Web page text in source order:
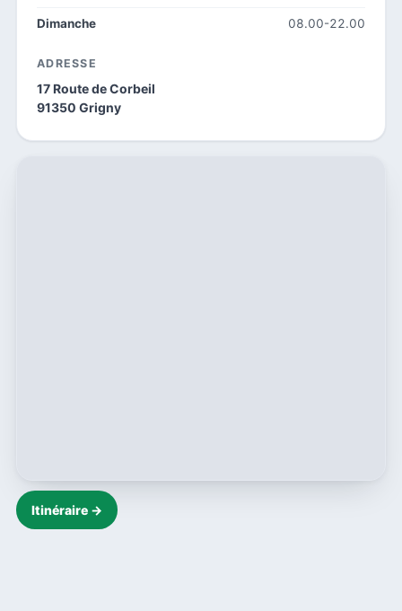
Dimanche 08.00-22.00
ADRESSE
17 Route de Corbeil
91350 Grigny
Itinéraire →